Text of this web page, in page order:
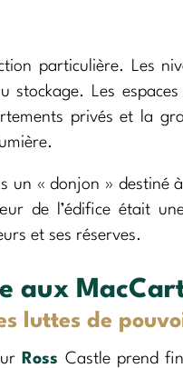
particulière. Les
stockage. Les
privés et la
un « donjon » destiné
de l’édifice était
et ses réserves.
aux
luttes de
Ross Castle prend